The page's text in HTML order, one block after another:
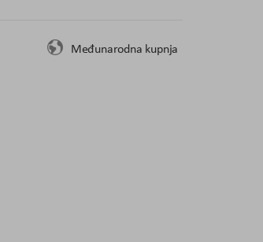
Međunarodna kupnja